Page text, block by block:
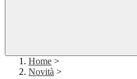
Home >
Novità >